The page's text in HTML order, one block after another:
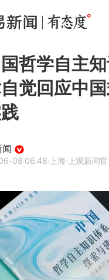
哲学自主知
觉回应中
08 06:48·上海·上观新闻官方